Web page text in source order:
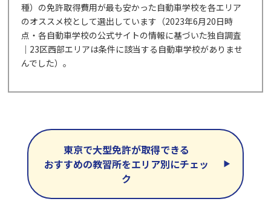
種）の免許取得費用が最も安かった自動車学校を各エリア
のオススメ校として選出しています（2023年6月20日時
点・各自動車学校の公式サイトの情報に基づいた独自調査
｜23区西部エリアは条件に該当する自動車学校がありませ
んでした）。
東京で大型免許が取得できる
おすすめの教習所をエリア別にチェッ
ク